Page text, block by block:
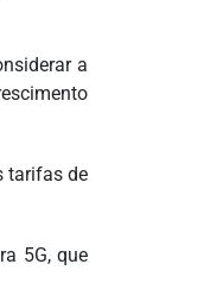
a
tarifas de
5G, que